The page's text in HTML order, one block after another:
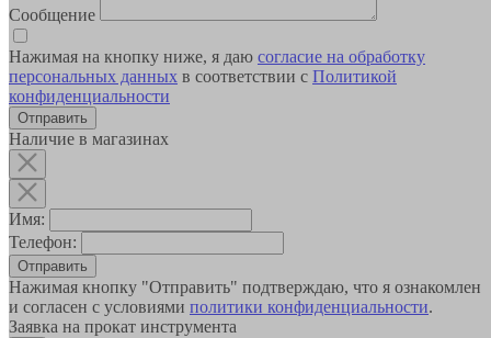
Сообщение
Нажимая на кнопку ниже, я даю согласие на обработку
персональных данных в соответствии с Политикой
конфиденциальности
Наличие в магазинах
Имя:
Телефон:
Отправить
Нажимая кнопку "Отправить" подтверждаю, что я ознакомлен
и согласен с условиями политики конфиденциальности.
Заявка на прокат инструмента